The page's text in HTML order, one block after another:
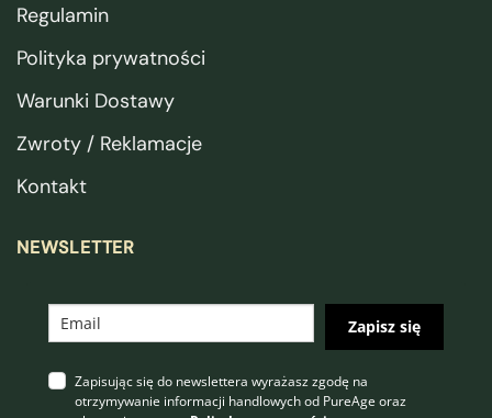
Regulamin
Polityka prywatności
Warunki Dostawy
Zwroty / Reklamacje
Kontakt
NEWSLETTER
Zapisz się
Zapisując się do newslettera wyrażasz zgodę na
otrzymywanie informacji handlowych od PureAge oraz